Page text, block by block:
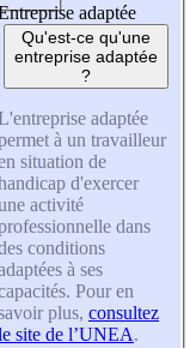
adaptée
Qu'est-ce qu'une
entreprise adaptée
?
adaptée
à un travailleur
situation de
d'exercer
activité
dans
conditions
à ses
Pour en
plus, consultez
site de l’UNEA.